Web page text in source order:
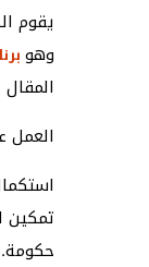
يقوم
وهو
المقال
العمل
تمكين
حكومة.